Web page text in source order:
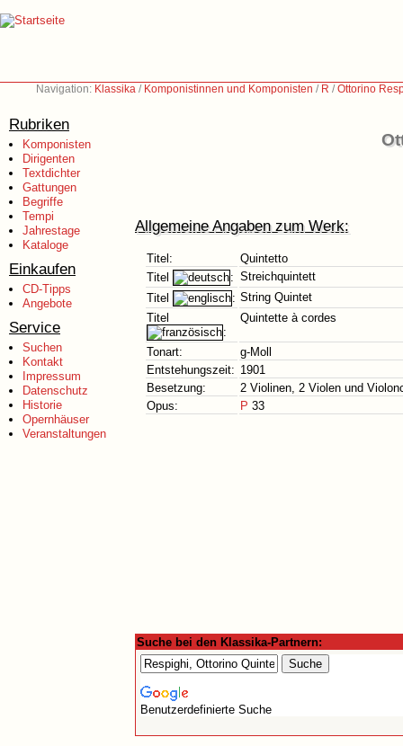
Navigation: Klassika / Komponistinnen und Komponisten / R /Ottorino
Rubriken
Komponisten
Dirigenten
Textdichter
Gattungen
Begriffe
Tempi
Jahrestage
Kataloge
Einkaufen
CD-Tipps
Angebote
Service
Suchen
Kontakt
Impressum
Datenschutz
Historie
Opernhäuser
Veranstaltungen
Allgemeine Angaben zum Werk:
Titel:
Quintetto
Titel
: Streichquintett
Titel
: String Quintet
Titel
:
Quintette à cordes
Tonart:
g-Moll
Entstehungszeit: 1901
Besetzung:
2 Violinen, 2 Violen und
Opus:
P 33
Suche bei den Klassika-Partnern:
Benutzerdefinierte Suche